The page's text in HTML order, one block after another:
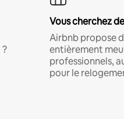
Vous cherchez
Airbnb propose
entièrement
professionnels,
pour le